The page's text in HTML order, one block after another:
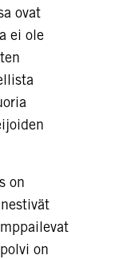
ovat
ei ole
on
on